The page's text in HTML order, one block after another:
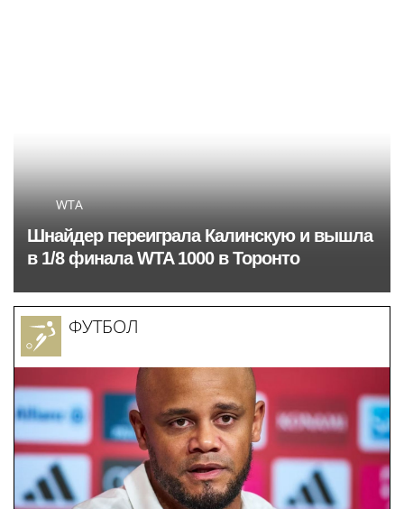
WTA
Шнайдер переиграла Калинскую и вышла
в 1/8 финала WTA 1000 в Торонто
ФУТБОЛ